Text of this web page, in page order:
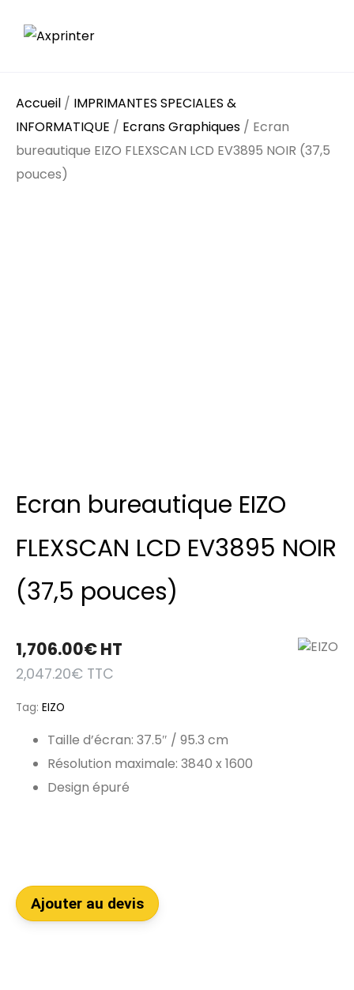
Accueil / IMPRIMANTES SPECIALES &
INFORMATIQUE / Ecrans Graphiques / Ecran
bureautique EIZO FLEXSCAN LCD EV3895 NOIR (37,5
pouces)
Ecran bureautique EIZO
FLEXSCAN LCD EV3895 NOIR
(37,5 pouces)
1,706.00€HT
2,047.20€ TTC
Tag: EIZO
Taille d’écran: 37.5″ / 95.3 cm
Résolution maximale: 3840 x 1600
Design épuré
Ajouter au devis